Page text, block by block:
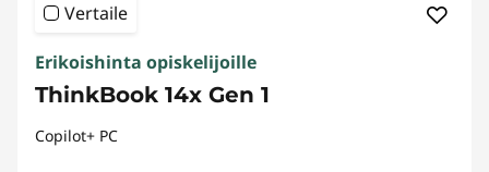
Vertaile
Erikoishinta opiskelijoille
ThinkBook 14x Gen 1
Copilot+ PC